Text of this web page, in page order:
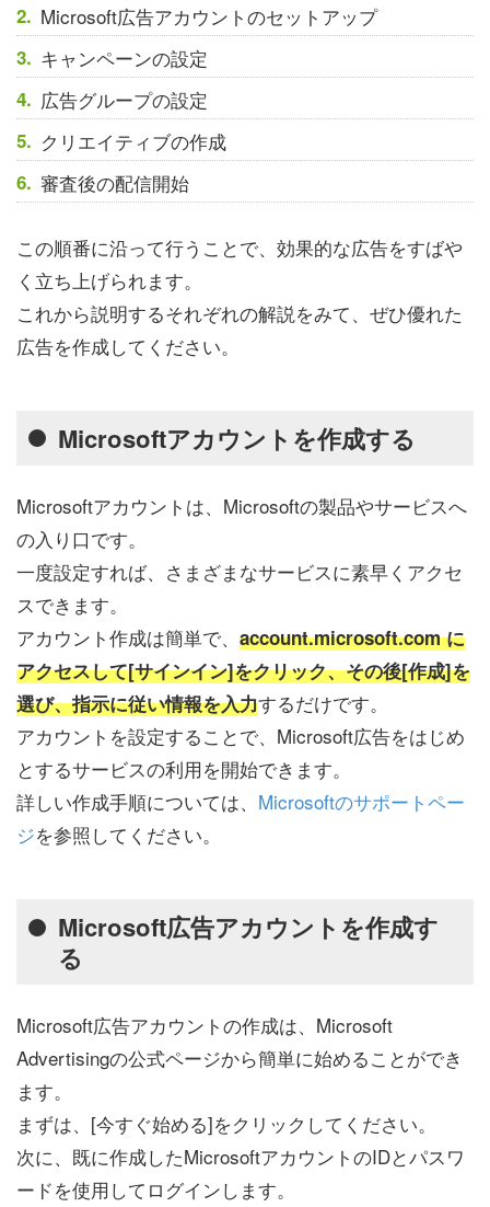
Microsoft広告アカウントのセットアップ
キャンペーンの設定
広告グループの設定
クリエイティブの作成
審査後の配信開始
この順番に沿って行うことで、効果的な広告をすばや
く立ち上げられます。
これから説明するそれぞれの解説をみて、ぜひ優れた
広告を作成してください。
Microsoftアカウントを作成する
Microsoftアカウントは、Microsoftの製品やサービスへ
の入り口です。
一度設定すれば、さまざまなサービスに素早くアクセ
スできます。
アカウント作成は簡単で、 account.microsoft.com に
アクセスして[サインイン]をクリック、その後[作成]を
選び、指示に従い情報を入力するだけです。
アカウントを設定することで、Microsoft広告をはじめ
とするサービスの利用を開始できます。
詳しい作成手順については、 Microsoftのサポートペー
ジを参照してください。
Microsoft広告アカウントを作成す
る
Microsoft広告アカウントの作成は、Microsoft
Advertisingの公式ページから簡単に始めることができ
ます。
まずは、[今すぐ始める]をクリックしてください。
次に、既に作成したMicrosoftアカウントのIDとパスワ
ードを使用してログインします。